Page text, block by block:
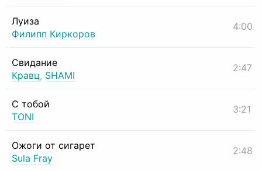
Луиза
Филипп Киркоров
4:00
Свидание
Кравц, SHAMI
2:47
С тобой
TONI
3:21
Ожоги от сигарет
Sula Fray
2:48